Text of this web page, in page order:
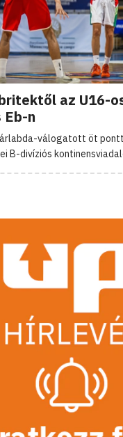
az U16-
Eb-n
válogatott öt
B-divíziós